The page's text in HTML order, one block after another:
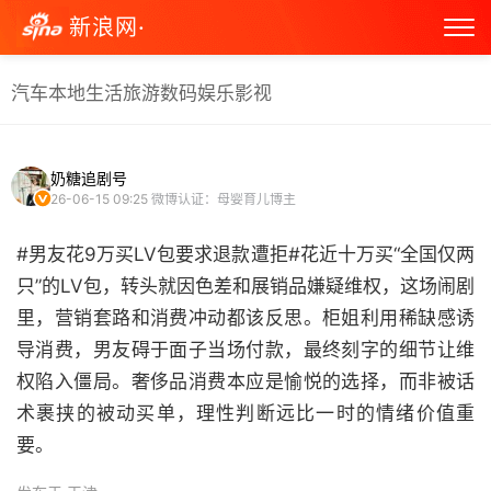
新浪网·
汽车本地生活旅游数码娱乐影视
奶糖追剧号
26-06-15 09:25 微博认证：母婴育儿博主
#男友花9万买LV包要求退款遭拒#花近十万买“全国仅两
只”的LV包，转头就因色差和展销品嫌疑维权，这场闹剧
里，营销套路和消费冲动都该反思。柜姐利用稀缺感诱
导消费，男友碍于面子当场付款，最终刻字的细节让维
权陷入僵局。奢侈品消费本应是愉悦的选择，而非被话
术裹挟的被动买单，理性判断远比一时的情绪价值重
要。